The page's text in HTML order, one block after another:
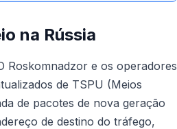
na Rússia
Roskomnadzor e os operadores
de TSPU (Meios
de pacotes de nova geração
de destino do tráfego,